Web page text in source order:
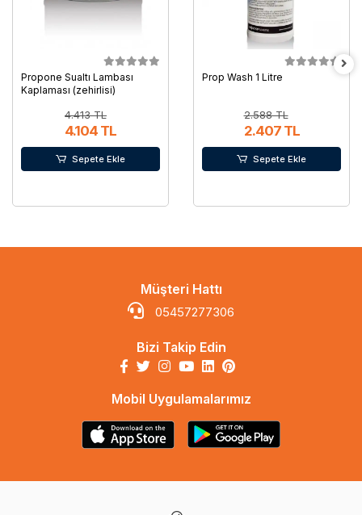
Propone Sualtı Lambası
Kaplaması (zehirlisi)
4.413 TL
4.104 TL
Sepete Ekle
Prop Wash 1 Litre
2.588 TL
2.407 TL
Sepete Ekle
Müşteri Hattı
05457277306
Bizi Takip Edin
Mobil Uygulamalarımız